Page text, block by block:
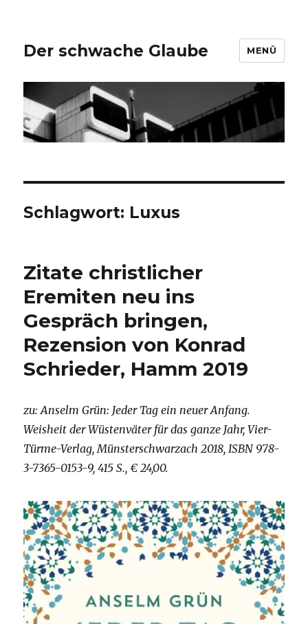
Der schwache Glaube MENÜ
Schlagwort: Luxus
Zitate christlicher
Eremiten neu ins
Gespräch bringen,
Rezension von Konrad
Schrieder, Hamm 2019
zu: Anselm Grün: Jeder Tag ein neuer Anfang.
Weisheit der Wüstenväter für das ganze Jahr, Vier-
Türme-Verlag, Münsterschwarzach 2018, ISBN 978-
3-7365-0153-9, 415 S., € 24,00.